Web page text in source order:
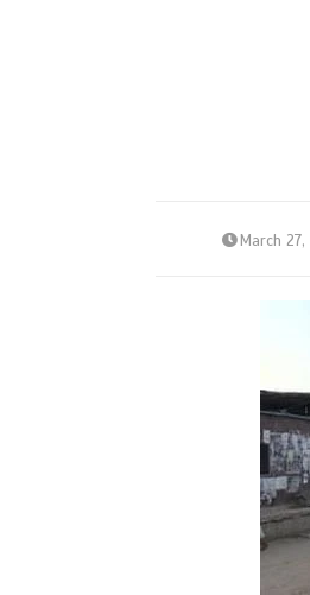
March 27,